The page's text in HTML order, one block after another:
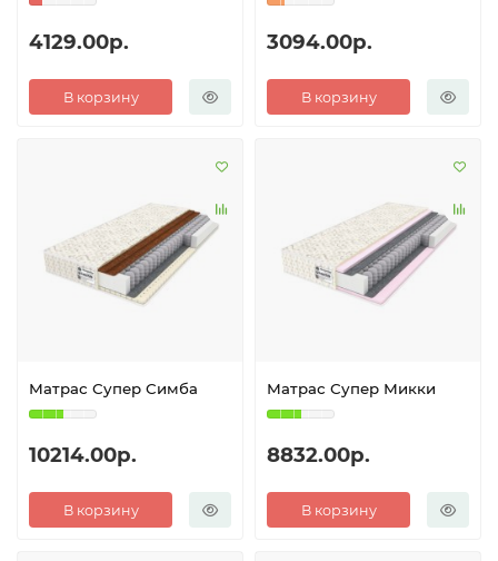
4129.00р.
В корзину
3094.00р.
В корзину
Матрас Супер Симба
10214.00р.
В корзину
Матрас Супер Микки
8832.00р.
В корзину